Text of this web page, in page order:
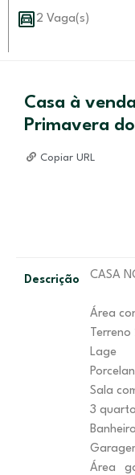
2 Vaga(s)
Casa à
Primavera
Copiar URL
Descrição CASA
Área
Terreno
Lage
Sala
3
Área